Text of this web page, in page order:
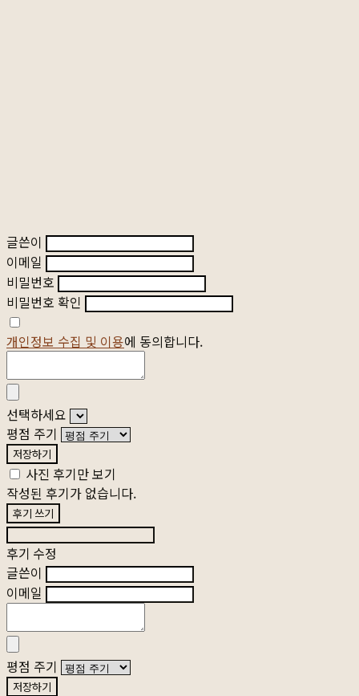
글쓴이
이메일
비밀번호
비밀번호 확인
개인정보 수집 및 이용에 동의합니다.
선택하세요
평점 주기
저장하기
사진 후기만 보기
작성된 후기가 없습니다.
후기 쓰기
후기 수정
글쓴이
이메일
평점 주기
저장하기